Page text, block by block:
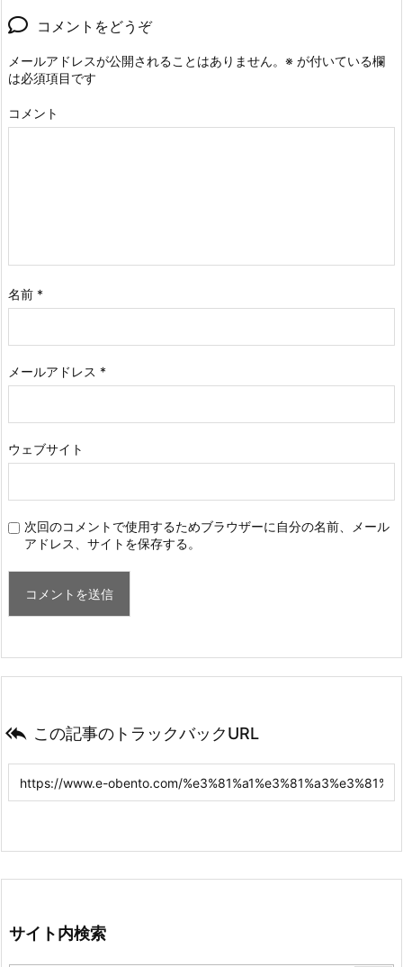
コメントをどうぞ
メールアドレスが公開されることはありません。 ※ が付いている欄
は必須項目です
コメント
名前 *
メールアドレス *
ウェブサイト
次回のコメントで使用するためブラウザーに自分の名前、メール
アドレス、サイトを保存する。
 この記事のトラックバックURL
サイト内検索